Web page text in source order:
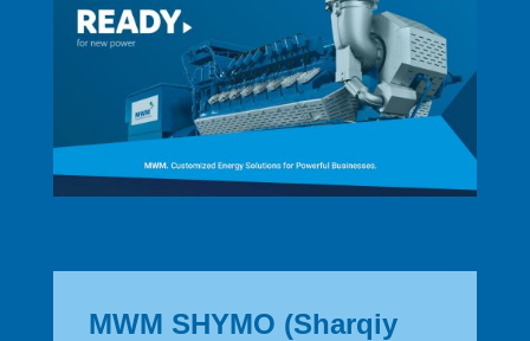
MWM SHYMO (Sharqiy